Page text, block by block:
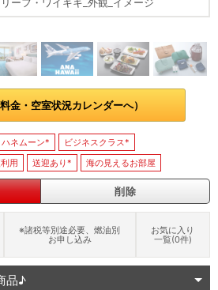
ーフ・ワイキキ_外観_イメージ
金・空室状況カレンダーへ）
ハネムーン*
ビジネスクラス*
用 送迎あり* 海の見えるお部屋
削除
※諸税等別途必要、燃油別
お申し込み
お気に入り
一覧(0件)
品♪